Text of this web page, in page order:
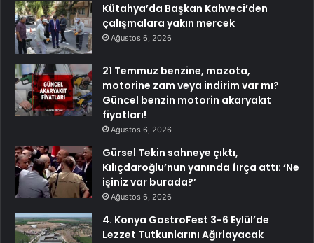
Kütahya’da Başkan Kahveci’den
çalışmalara yakın mercek
Ağustos 6, 2026
21 Temmuz benzine, mazota,
motorine zam veya indirim var mı?
Güncel benzin motorin akaryakıt
fiyatları!
Ağustos 6, 2026
Gürsel Tekin sahneye çıktı,
Kılıçdaroğlu’nun yanında fırça attı: ‘Ne
işiniz var burada?’
Ağustos 6, 2026
4. Konya GastroFest 3-6 Eylül’de
Lezzet Tutkunlarını Ağırlayacak